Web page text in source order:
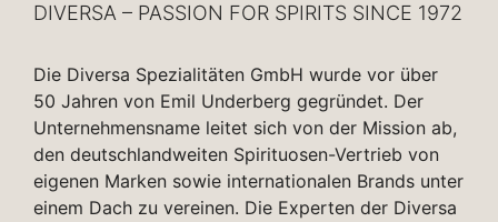
DIVERSA – PASSION FOR SPIRITS SINCE 1972
Die Diversa Spezialitäten GmbH wurde vor über
50 Jahren von Emil Underberg gegründet. Der
Unternehmensname leitet sich von der Mission ab,
den deutschlandweiten Spirituosen-Vertrieb von
eigenen Marken sowie internationalen Brands unter
einem Dach zu vereinen. Die Experten der Diversa